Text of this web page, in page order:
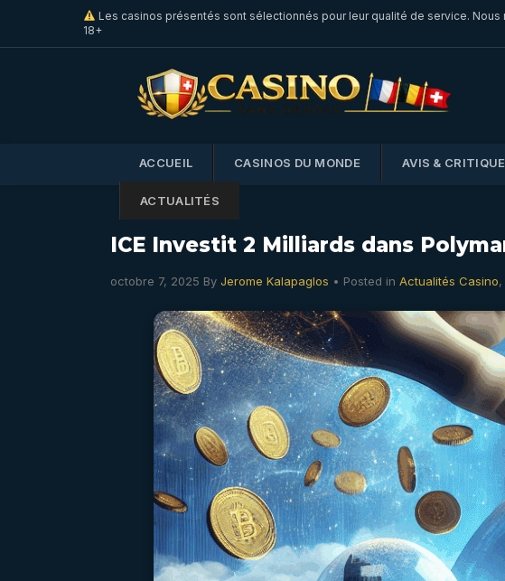
Les casinos présentés sont sélectionnés pour leur qualité de service.
18+
ACCUEIL CASINOS DU MONDE AVIS &
ACTUALITÉS
ICE Investit 2 Milliards dans
octobre 7, 2025 By Jerome Kalapaglos • Posted in Actualités Casino,